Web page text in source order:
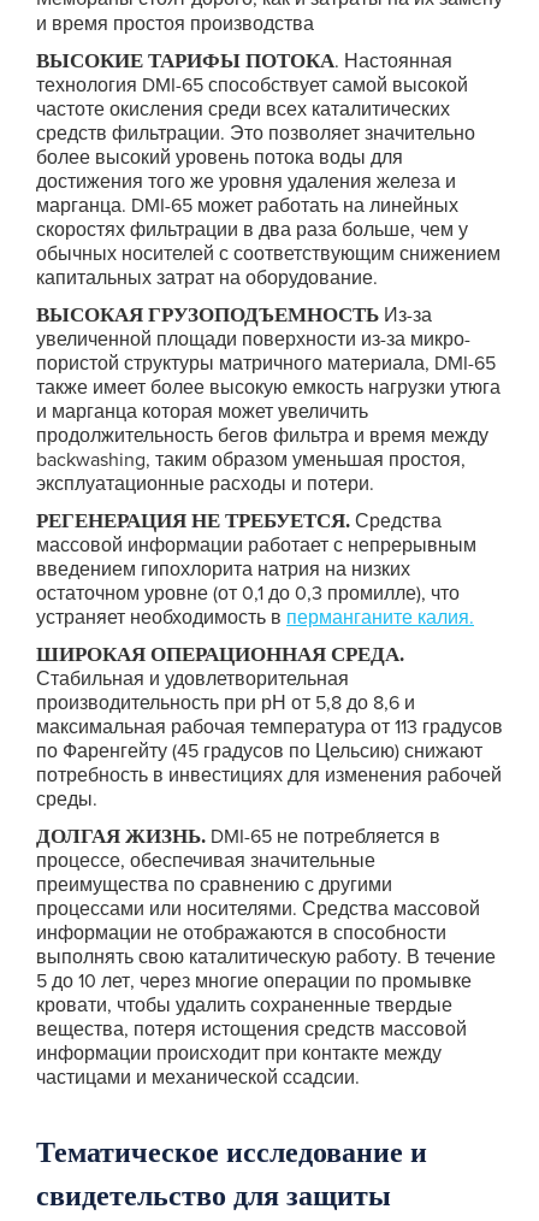
и время простоя производства
ВЫСОКИЕ ТАРИФЫ ПОТОКА. Настоянная
технология DMI-65 способствует самой высокой
частоте окисления среди всех каталитических
средств фильтрации. Это позволяет значительно
более высокий уровень потока воды для
достижения того же уровня удаления железа и
марганца. DMI-65 может работать на линейных
скоростях фильтрации в два раза больше, чем у
обычных носителей с соответствующим снижением
капитальных затрат на оборудование.
ВЫСОКАЯ ГРУЗОПОДЪЕМНОСТЬ Из-за
увеличенной площади поверхности из-за микро-
пористой структуры матричного материала, DMI-65
также имеет более высокую емкость нагрузки утюга
и марганца которая может увеличить
продолжительность бегов фильтра и время между
backwashing, таким образом уменьшая простоя,
эксплуатационные расходы и потери.
РЕГЕНЕРАЦИЯ НЕ ТРЕБУЕТСЯ. Средства
массовой информации работает с непрерывным
введением гипохлорита натрия на низких
остаточном уровне (от 0,1 до 0,3 промилле), что
устраняет необходимость в перманганите калия.
ШИРОКАЯ ОПЕРАЦИОННАЯ СРЕДА.
Стабильная и удовлетворительная
производительность при рН от 5,8 до 8,6 и
максимальная рабочая температура от 113 градусов
по Фаренгейту (45 градусов по Цельсию) снижают
потребность в инвестициях для изменения рабочей
среды.
ДОЛГАЯ ЖИЗНЬ. DMI-65 не потребляется в
процессе, обеспечивая значительные
преимущества по сравнению с другими
процессами или носителями. Средства массовой
информации не отображаются в способности
выполнять свою каталитическую работу. В течение
5 до 10 лет, через многие операции по промывке
кровати, чтобы удалить сохраненные твердые
вещества, потеря истощения средств массовой
информации происходит при контакте между
частицами и механической ссадсии.
Тематическое исследование и
свидетельство для защиты